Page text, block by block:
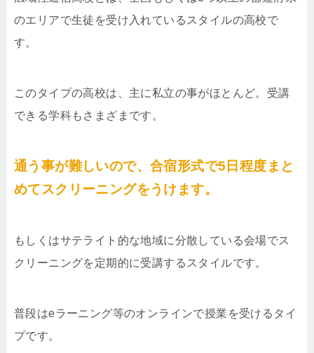
のエリアで生徒を受け入れているスタイルの高校で
す。
このタイプの高校は、主に私立の事がほとんど。受講
できる学科もさまざまです。
通う事が難しいので、合宿形式で5日程度まと
めてスクリーニングをうけます。
もしくはサテライト的な地域に分散している会場でス
クリーニングを定期的に受講するスタイルです。
普段はeラーニング等のオンラインで授業を受けるタイ
プです。